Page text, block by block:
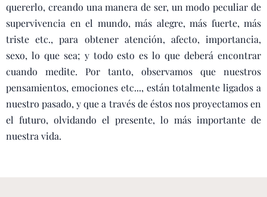
quererlo, creando una manera de ser, un modo peculiar de
supervivencia en el mundo, más alegre, más fuerte, más
triste etc., para obtener atención, afecto, importancia,
sexo, lo que sea; y todo esto es lo que deberá encontrar
cuando medite. Por tanto, observamos que nuestros
pensamientos, emociones etc..., están totalmente ligados a
nuestro pasado, y que a través de éstos nos proyectamos en
el futuro, olvidando el presente, lo más importante de
nuestra vida.